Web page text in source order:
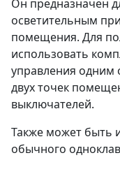
Он предназначен
осветительным
помещения. Для
использовать
управления одним
двух точек
выключателей.
Также может быть
обычного